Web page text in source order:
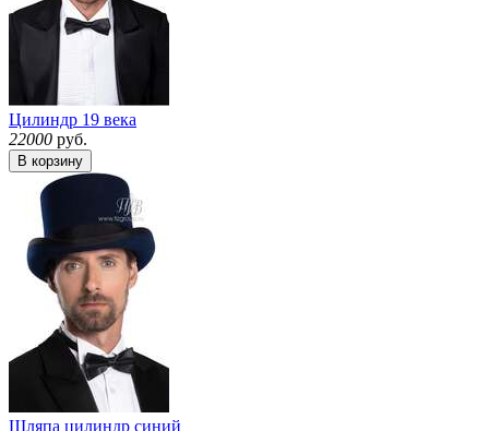
Цилиндр 19 века
22000 руб.
В корзину
Шляпа цилиндр синий